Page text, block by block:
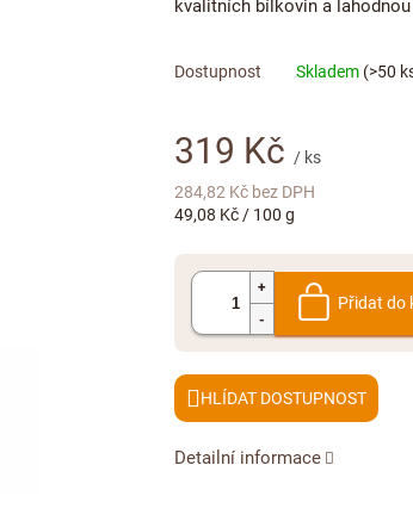
z
hvězdiček.
319 Kč / ks
284,82 Kč bez DPH
Měrná
49,08 Kč / 100 g
Skladem (>50
Přidat do
kvalitních bílkovin a
Detailní informace
HLÍDAT